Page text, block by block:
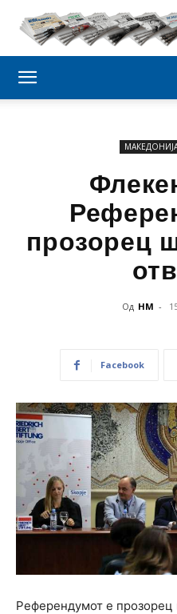
прозорец
Од НМ -
Facebook
Референдумот е прозорец